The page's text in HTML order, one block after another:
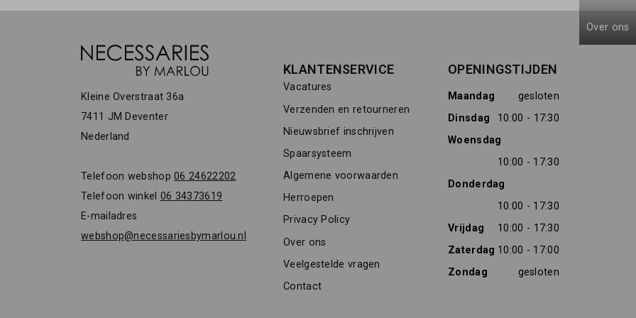
Kleine Overstraat 36a
7411 JM Deventer
Nederland
Telefoon webshop06 24622202
Telefoon winkel 06 34373619
E-mailadres
webshop@necessariesbymarlou.nl
KLANTENSERVICE
Vacatures
Verzenden en retourneren
Nieuwsbrief inschrijven
Spaarsysteem
Algemene voorwaarden
Herroepen
Privacy Policy
Over ons
Veelgestelde vragen
Contact
OPENINGSTIJDEN
Maandag
gesloten
Dinsdag
10:00 - 17:30
Woensdag
10:00 - 17:30
Donderdag
10:00 - 17:30
Vrijdag
10:00 - 17:30
Zaterdag 10:00 - 17:00
Zondag
gesloten
Over ons